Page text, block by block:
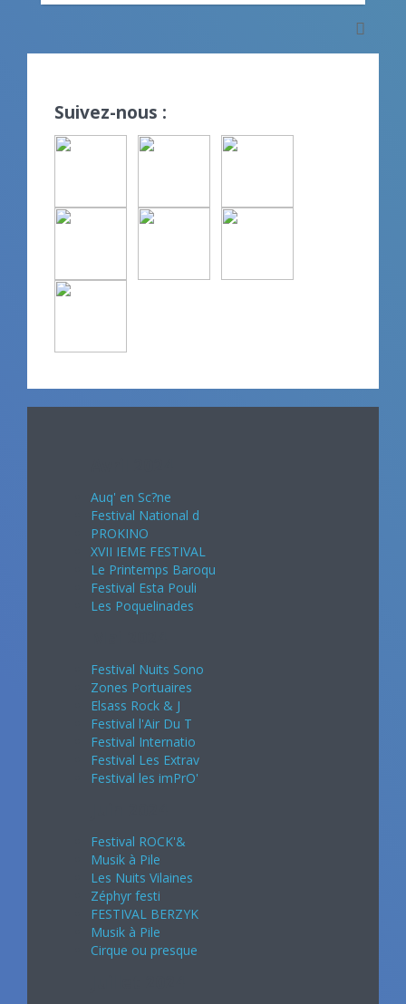
Suivez-nous :
Auq' en Sc?ne
Festival National d
PROKINO
XVII IEME FESTIVAL
Le Printemps Baroqu
Festival Esta Pouli
Les Poquelinades
Festival Nuits Sono
Zones Portuaires
Elsass Rock & J
Festival l'Air Du T
Festival Internatio
Festival Les Extrav
Festival les imPrO'
Festival ROCK'&
Musik à Pile
Les Nuits Vilaines
Zéphyr festi
FESTIVAL BERZYK
Musik à Pile
Cirque ou presque